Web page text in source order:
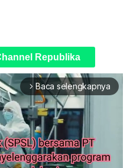
Republika
arrow_forward_ios Baca selengkapnya